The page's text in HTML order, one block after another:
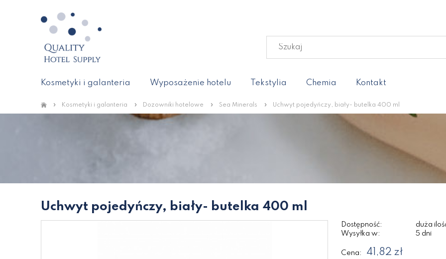
Kosmetyki i galanteria Wyposażenie hotelu Tekstylia Chemia Kontakt
» Kosmetyki i galanteria » Dozowniki hotelowe » Sea Minerals » Uchwyt pojedyńczy, biały- butelka 400 ml
Uchwyt pojedyńczy, biały- butelka 400 ml
Dostępność:
duża
Wysyłka w:
5 dni
Cena: 41,82 zł